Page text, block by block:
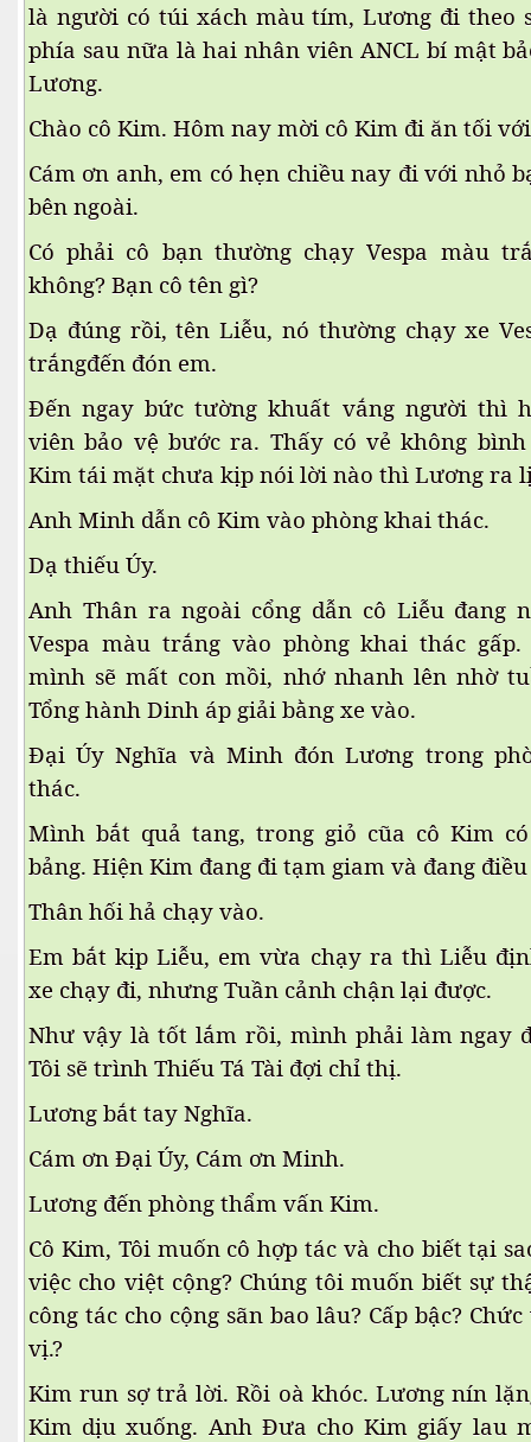
là người có túi xách màu tím, Lương đi theo
phía sau nữa là hai nhân viên ANCL bí mật
Lương.
Chào cô Kim. Hôm nay mời cô Kim đi ăn tối
Cám ơn anh, em có hẹn chiều nay đi với nhỏ
bên ngoài.
Có phải cô bạn thường chạy Vespa màu
không? Bạn cô tên gì?
Dạ đúng rồi, tên Liễu, nó thường chạy xe
trắngđến đón em.
Đến ngay bức tường khuất vắng người thì
viên bảo vệ bước ra. Thấy có vẻ không
Kim tái mặt chưa kịp nói lời nào thì Lương ra
Anh Minh dẫn cô Kim vào phòng khai thác.
Dạ thiếu Úy.
Anh Thân ra ngoài cổng dẫn cô Liễu đang
Vespa màu trắng vào phòng khai thác
mình sẽ mất con mồi, nhớ nhanh lên nhờ
Tổng hành Dinh áp giải bằng xe vào.
Đại Úy Nghĩa và Minh đón Lương trong
thác.
Mình bắt quả tang, trong giỏ cũa cô Kim
bảng. Hiện Kim đang đi tạm giam và đang
Thân hối hả chạy vào.
Em bắt kịp Liễu, em vừa chạy ra thì Liễu
xe chạy đi, nhưng Tuần cảnh chận lại được.
Như vậy là tốt lắm rồi, mình phải làm ngay
Tôi sẽ trình Thiếu Tá Tài đợi chỉ thị.
Lương bắt tay Nghĩa.
Cám ơn Đại Úy, Cám ơn Minh.
Lương đến phòng thẩm vấn Kim.
Cô Kim, Tôi muốn cô hợp tác và cho biết tại
việc cho việt cộng? Chúng tôi muốn biết sự
công tác cho cộng sãn bao lâu? Cấp bậc?
vị.?
Kim run sợ trả lời. Rồi oà khóc. Lương nín
Kim dịu xuống. Anh Đưa cho Kim giấy lau
theo -2